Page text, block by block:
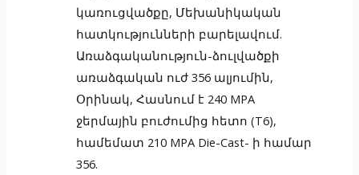
կառուցվածքը, Մեխանիկական
հատկությունների բարելավում.
Առաձգականություն-ձուլվածքի
առաձգական ուժ 356 ալյումին,
Օրինակ, Հասնում է 240 MPA
ջերմային բուժումից հետո (T6),
համեմատ 210 MPA Die-Cast- ի համար
356.